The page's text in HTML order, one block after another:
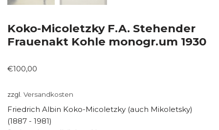
Koko-Micoletzky F.A. Stehender
Frauenakt Kohle monogr.um 1930
€100,00
zzgl. Versandkosten
Friedrich Albin Koko-Micoletzky (auch Mikoletsky)
(1887 - 1981)